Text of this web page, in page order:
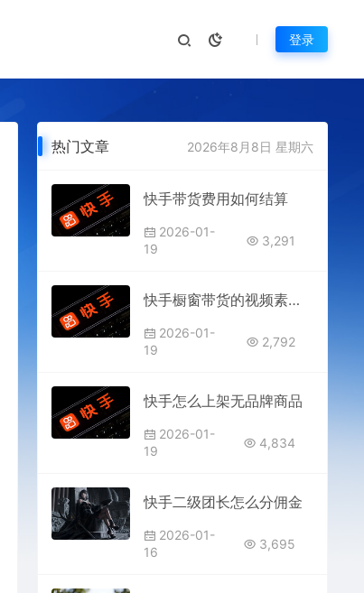
登录
热门文章 2026年8月8日 星期六
快手带货费用如何结算
2026-01-
19
3,291
快手橱窗带货的视频素材在哪里找
2026-01-
19
2,792
快手怎么上架无品牌商品
2026-01-
19
4,834
快手二级团长怎么分佣金
2026-01-
16
3,695